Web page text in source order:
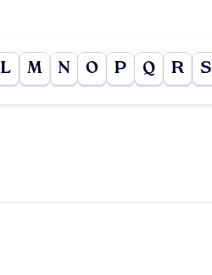
L M N O P Q R S